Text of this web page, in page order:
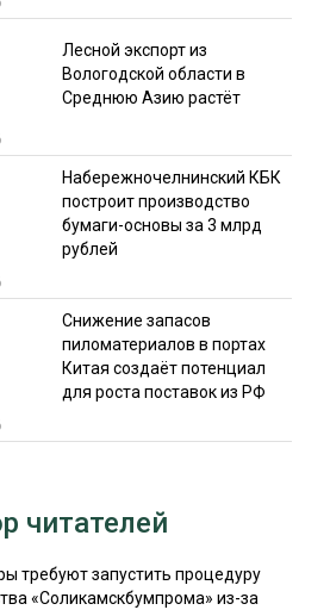
Лесной экспорт из
Вологодской области в
Среднюю Азию растёт
Набережночелнинский КБК
построит производство
бумаги-основы за 3 млрд
рублей
Снижение запасов
пиломатериалов в портах
Китая создаёт потенциал
для роста поставок из РФ
читателей
требуют запустить процедуру
«Соликамскбумпрома» из-за